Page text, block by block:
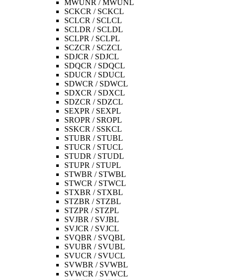
MWUNR / MWUNL
SCKCR / SCKCL
SCLCR / SCLCL
SCLDR / SCLDL
SCLPR / SCLPL
SCZCR / SCZCL
SDJCR / SDJCL
SDQCR / SDQCL
SDUCR / SDUCL
SDWCR / SDWCL
SDXCR / SDXCL
SDZCR / SDZCL
SEXPR / SEXPL
SROPR / SROPL
SSKCR / SSKCL
STUBR / STUBL
STUCR / STUCL
STUDR / STUDL
STUPR / STUPL
STWBR / STWBL
STWCR / STWCL
STXBR / STXBL
STZBR / STZBL
STZPR / STZPL
SVJBR / SVJBL
SVJCR / SVJCL
SVQBR / SVQBL
SVUBR / SVUBL
SVUCR / SVUCL
SVWBR / SVWBL
SVWCR / SVWCL